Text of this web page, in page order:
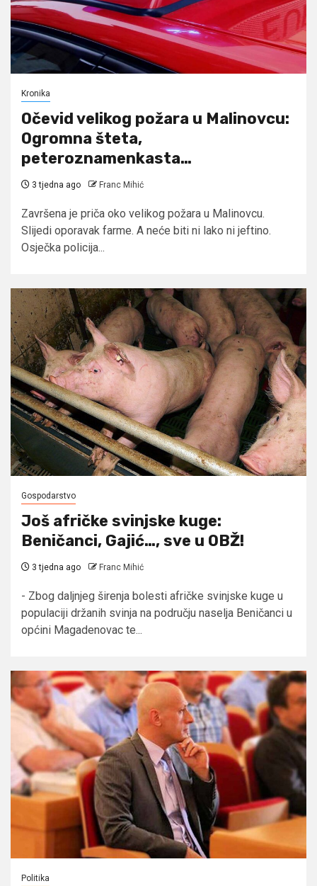
Kronika
Očevid velikog požara u Malinovcu:
Ogromna šteta,
peteroznamenkasta…
3 tjedna ago Franc Mihić
Završena je priča oko velikog požara u Malinovcu.
Slijedi oporavak farme. A neće biti ni lako ni jeftino.
Osječka policija...
Gospodarstvo
Još afričke svinjske kuge:
Beničanci, Gajić…, sve u OBŽ!
3 tjedna ago Franc Mihić
- Zbog daljnjeg širenja bolesti afričke svinjske kuge u
populaciji držanih svinja na području naselja Beničanci u
općini Magadenovac te...
Politika